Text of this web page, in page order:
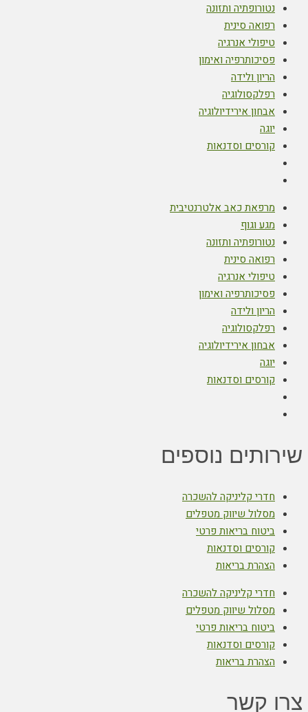
נטורופתיה ותזונה
רפואה סינית
טיפולי אנרגיה
פסיכותרפיה ואימון
הריון ולידה
רפלקסולוגיה
אבחון אירידיולוגיה
יוגה
קורסים וסדנאות
מרפאת כאב אלטרנטיבית
מגע וגוף
נטורופתיה ותזונה
רפואה סינית
טיפולי אנרגיה
פסיכותרפיה ואימון
הריון ולידה
רפלקסולוגיה
אבחון אירידיולוגיה
יוגה
קורסים וסדנאות
שירותים נוספים
חדרי קליניקה להשכרה
מסלול שיווק מטפלים
ביטוח בריאות פרטי
קורסים וסדנאות
הצהרת בריאות
חדרי קליניקה להשכרה
מסלול שיווק מטפלים
ביטוח בריאות פרטי
קורסים וסדנאות
הצהרת בריאות
צרו קשר